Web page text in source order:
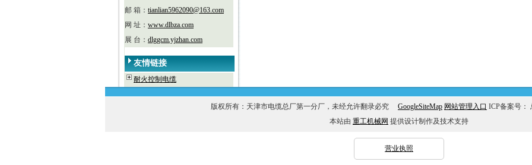
邮 箱： tianlian5962090@163.com
网 址： www.dlbza.com
展 台： dlggcm.yjzhan.com
友情链接
耐火控制电缆
版权所有：天津市电缆总厂第一分厂，未经允许翻录必究 GoogleSiteMap 网站管理入口 ICP备案号：
本站由 重工机械网 提供设计制作及技术支持
营业执照